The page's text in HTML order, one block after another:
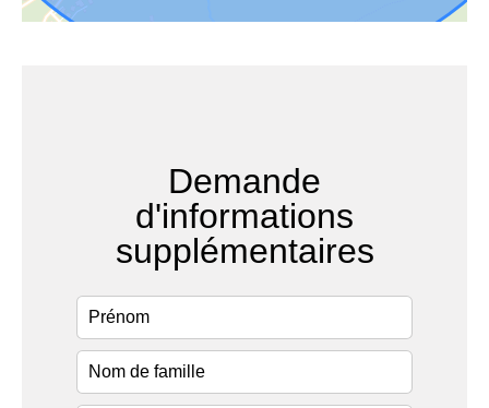
Demande
d'informations
supplémentaires